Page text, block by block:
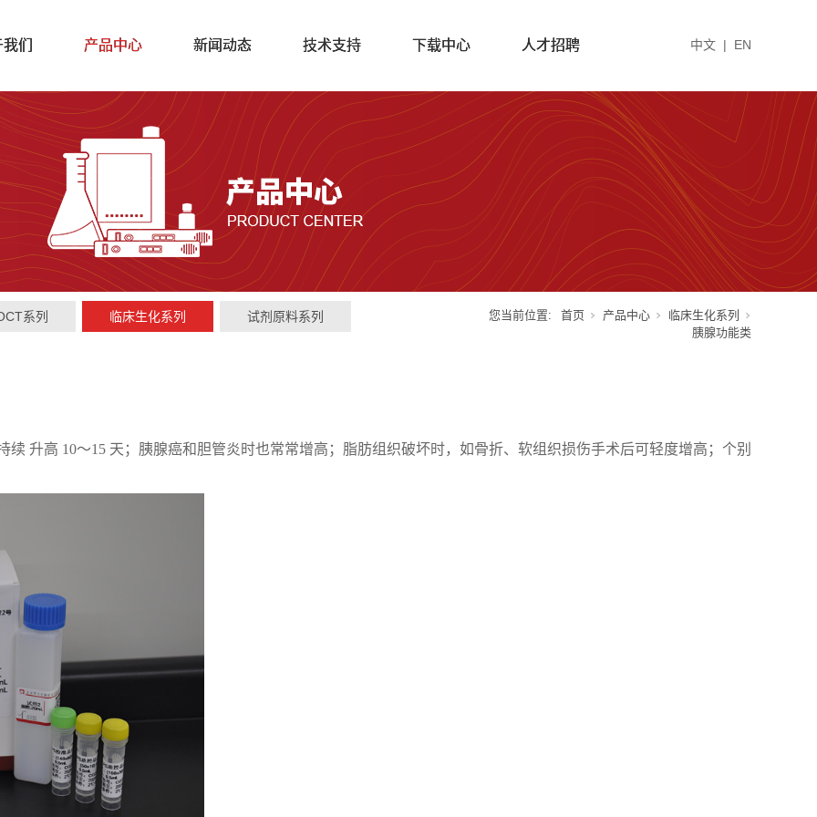
们 产品中心 新闻动态 技术支持 下载中心 人才招聘 中文 | EN
系列 临床生化系列 试剂原料系列 您当前位置: 首页 产品中心
临床生化系列
胰腺功能类
升高 10～15 天；胰腺癌和胆管炎时也常常增高；脂肪组织破坏时，如骨折、软组织损伤手术后可轻度增高；个别